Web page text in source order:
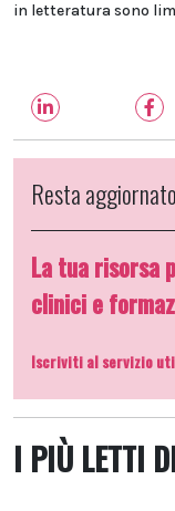
in letteratura sono
Resta
La tua risorsa
clinici e
Iscriviti al servizio
I PIÙ LETTI